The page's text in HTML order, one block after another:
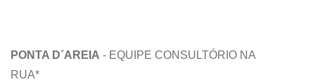
PONTA D´AREIA - EQUIPE CONSULTÓRIO NA
RUA*